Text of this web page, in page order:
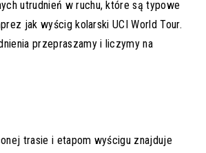
utrudnień w ruchu, które są typowe
jak wyścig kolarski UCI World Tour.
przepraszamy i liczymy na
trasie i etapom wyścigu znajduje